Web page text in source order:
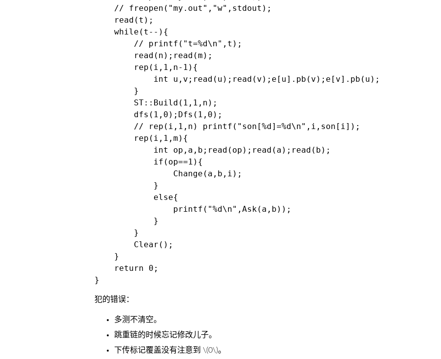
    // freopen("my.out","w",stdout);
    read(t);
    while(t--){
        // printf("t=%d\n",t);
        read(n);read(m);
        rep(i,1,n-1){
            int u,v;read(u);read(v);e[u].pb(v);e[v].pb(u);
        }
        ST::Build(1,1,n);
        dfs(1,0);Dfs(1,0);
        // rep(i,1,n) printf("son[%d]=%d\n",i,son[i]);
        rep(i,1,m){
            int op,a,b;read(op);read(a);read(b);
            if(op==1){
                Change(a,b,i);
            }
            else{
                printf("%d\n",Ask(a,b));
            }
        }
        Clear();
    }
    return 0;
犯的错误：
多测不清空。
跳重链的时候忘记修改儿子。
下传标记覆盖没有注意到 \(0\)。